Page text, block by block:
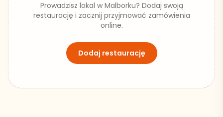
Prowadzisz lokal w Malborku? Dodaj swoją
restaurację i zacznij przyjmować zamówienia
online.
Dodaj restaurację